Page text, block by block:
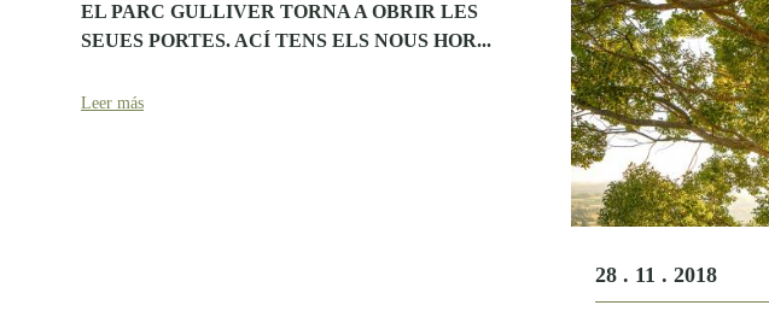
EL PARC GULLIVER TORNA A OBRIR LES
SEUES PORTES. ACÍ TENS ELS NOUS HOR...
Leer más
28 . 11 . 2018